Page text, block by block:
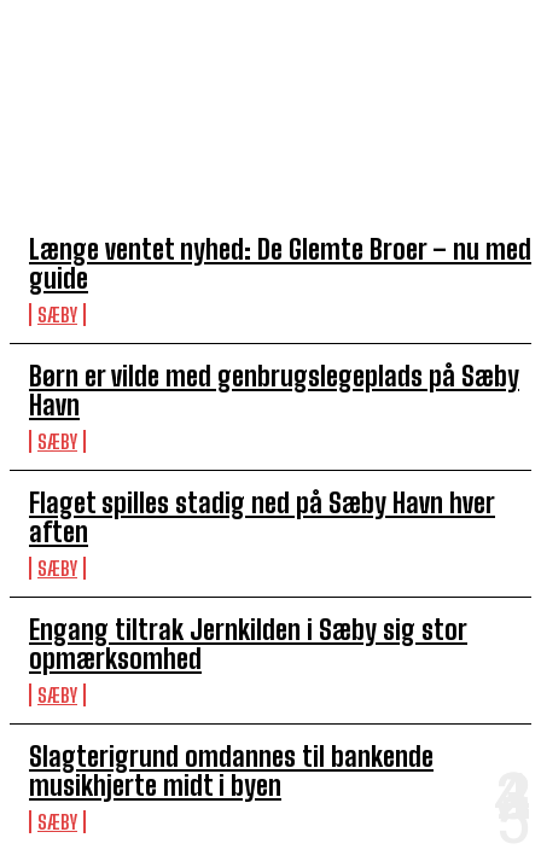
Længe ventet nyhed: De Glemte Broer – nu med
guide
SÆBY
Børn er vilde med genbrugslegeplads på Sæby
Havn
SÆBY
Flaget spilles stadig ned på Sæby Havn hver
aften
SÆBY
Engang tiltrak Jernkilden i Sæby sig stor
opmærksomhed
SÆBY
Slagterigrund omdannes til bankende
musikhjerte midt i byen
SÆBY